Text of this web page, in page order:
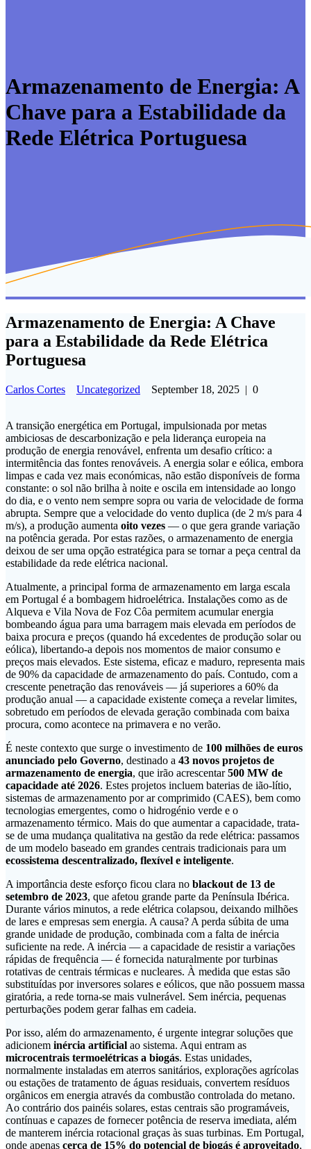
Armazenamento de Energia: A
Chave para a Estabilidade da
Rede Elétrica Portuguesa
Armazenamento de Energia: A Chave
para a Estabilidade da Rede Elétrica
Portuguesa
Carlos Cortes Uncategorized September 18, 2025 | 0
A transição energética em Portugal, impulsionada por metas
ambiciosas de descarbonização e pela liderança europeia na
produção de energia renovável, enfrenta um desafio crítico: a
intermitência das fontes renováveis. A energia solar e eólica, embora
limpas e cada vez mais económicas, não estão disponíveis de forma
constante: o sol não brilha à noite e oscila em intensidade ao longo
do dia, e o vento nem sempre sopra ou varia de velocidade de forma
abrupta. Sempre que a velocidade do vento duplica (de 2 m/s para 4
m/s), a produção aumenta oito vezes — o que gera grande variação
na potência gerada. Por estas razões, o armazenamento de energia
deixou de ser uma opção estratégica para se tornar a peça central da
estabilidade da rede elétrica nacional.
Atualmente, a principal forma de armazenamento em larga escala
em Portugal é a bombagem hidroelétrica. Instalações como as de
Alqueva e Vila Nova de Foz Côa permitem acumular energia
bombeando água para uma barragem mais elevada em períodos de
baixa procura e preços (quando há excedentes de produção solar ou
eólica), libertando-a depois nos momentos de maior consumo e
preços mais elevados. Este sistema, eficaz e maduro, representa mais
de 90% da capacidade de armazenamento do país. Contudo, com a
crescente penetração das renováveis — já superiores a 60% da
produção anual — a capacidade existente começa a revelar limites,
sobretudo em períodos de elevada geração combinada com baixa
procura, como acontece na primavera e no verão.
É neste contexto que surge o investimento de 100 milhões de euros
anunciado pelo Governo, destinado a 43 novos projetos de
armazenamento de energia, que irão acrescentar500 MW de
capacidade até 2026. Estes projetos incluem baterias de ião-lítio,
sistemas de armazenamento por ar comprimido (CAES), bem como
tecnologias emergentes, como o hidrogénio verde e o
armazenamento térmico. Mais do que aumentar a capacidade, trata-
se de uma mudança qualitativa na gestão da rede elétrica: passamos
de um modelo baseado em grandes centrais tradicionais para um
ecossistema descentralizado, flexível e inteligente.
A importância deste esforço ficou clara no blackout de 13 de
setembro de 2023, que afetou grande parte da Península Ibérica.
Durante vários minutos, a rede elétrica colapsou, deixando milhões
de lares e empresas sem energia. A causa? A perda súbita de uma
grande unidade de produção, combinada com a falta de inércia
suficiente na rede. A inércia — a capacidade de resistir a variações
rápidas de frequência — é fornecida naturalmente por turbinas
rotativas de centrais térmicas e nucleares. À medida que estas são
substituídas por inversores solares e eólicos, que não possuem massa
giratória, a rede torna-se mais vulnerável. Sem inércia, pequenas
perturbações podem gerar falhas em cadeia.
Por isso, além do armazenamento, é urgente integrar soluções que
adicionem inércia artificial ao sistema. Aqui entram as
microcentrais termoelétricas a biogás. Estas unidades,
normalmente instaladas em aterros sanitários, explorações agrícolas
ou estações de tratamento de águas residuais, convertem resíduos
orgânicos em energia através da combustão controlada do metano.
Ao contrário dos painéis solares, estas centrais são programáveis,
contínuas e capazes de fornecer potência de reserva imediata, além
de manterem inércia rotacional graças às suas turbinas. Em Portugal,
onde apenas cerca de 15% do potencial de biogás é aproveitado,